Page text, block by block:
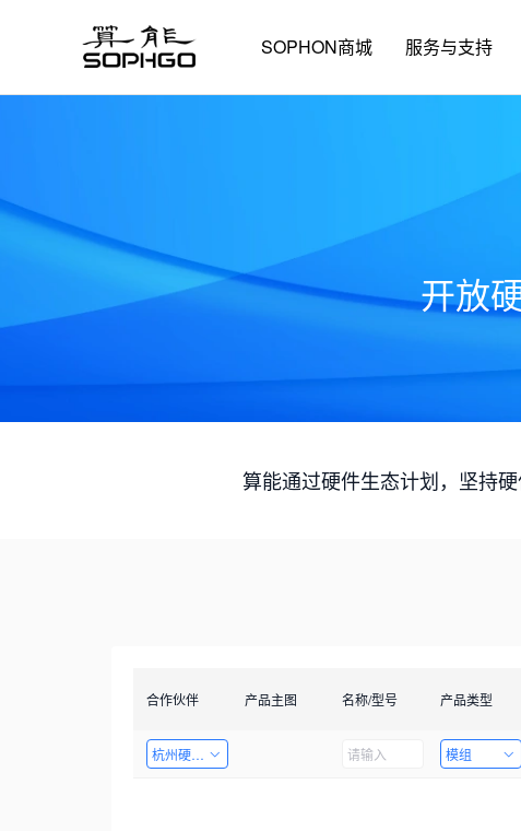
SOPHON商城 服务与支持
开放
算能通过硬件生态计划，坚持
合作伙伴 产品主图 名称/型号 产品类型
杭州硬十科技有限公司 模组